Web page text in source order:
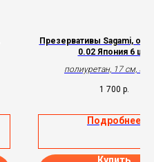
Презервативы Sagami,
0.02 Япония 6 шт.
полиуретан, 17 см, 5,5
1 700 р.
Подробнее